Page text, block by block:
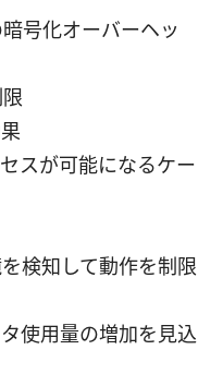
号化オーバーヘッ
スが可能になるケー
検知して動作を制限
使用量の増加を見込